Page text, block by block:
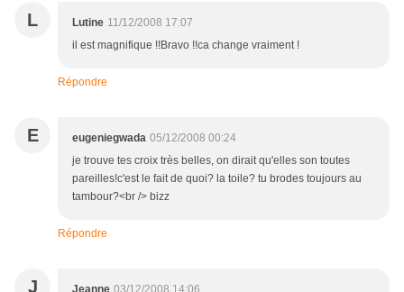
L Lutine 11/12/2008 17:07
il est magnifique !!Bravo !!ca change vraiment !
Répondre
E eugeniegwada 05/12/2008 00:24
je trouve tes croix très belles, on dirait qu'elles son toutes
pareilles!c'est le fait de quoi? la toile? tu brodes toujours au
tambour?<br /> bizz
Répondre
J Jeanne 03/12/2008 14:06